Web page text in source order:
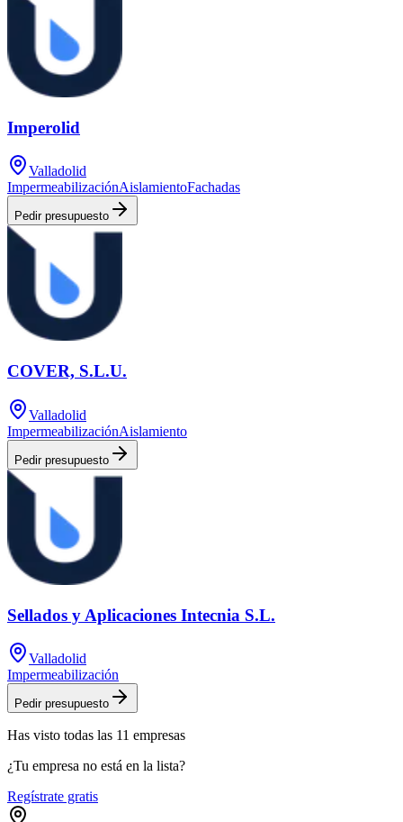
Imperolid
Valladolid
ImpermeabilizaciónAislamientoFachadas
Pedir presupuesto
COVER, S.L.U.
Valladolid
ImpermeabilizaciónAislamiento
Pedir presupuesto
Sellados y Aplicaciones Intecnia S.L.
Valladolid
Impermeabilización
Pedir presupuesto
Has visto todas las 11 empresas
¿Tu empresa no está en la lista?
Regístrate gratis